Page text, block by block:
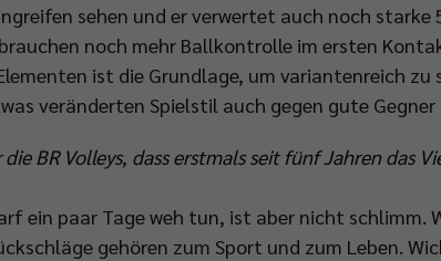
sehen und er verwertet auch noch
noch mehr Ballkontrolle im ersten
ist die Grundlage, um variantenreich zu
veränderten Spielstil auch gegen gute
BR Volleys, dass erstmals seit fünf Jahren das
ein paar Tage weh tun, ist aber nicht schlimm.
gehören zum Sport und zum Leben.